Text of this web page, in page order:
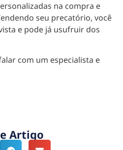
na compra e
seu precatório, você
e pode já usufruir dos
com um especialista e
Artigo